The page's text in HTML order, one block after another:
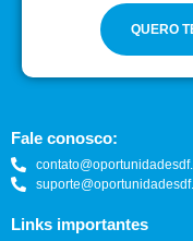
QUERO
Fale conosco:
Links importantes